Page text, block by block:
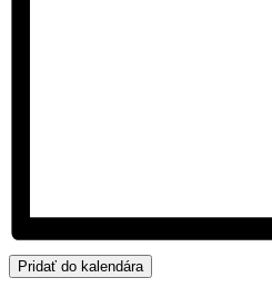
Pridať do kalendára